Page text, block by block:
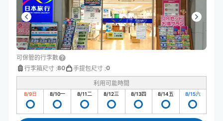
可保管的行李數
行李箱尺寸 :80 手提包尺寸 :0
利用可能時間
8/9日 8/10一 8/11二 8/12三 8/13四 8/14五 8/15六